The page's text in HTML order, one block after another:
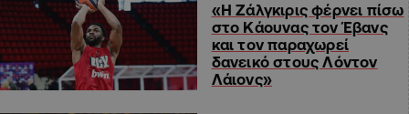
«Η Ζάλγκιρις φέρνει πίσω
στο Κάουνας τον Έβανς
και τον παραχωρεί
δανεικό στους Λόντον
Λάιονς»